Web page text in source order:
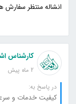
انشاله منتظر
کارشناس
2 ماه پیش
در پاسخ به:
کیفیت خدمات و